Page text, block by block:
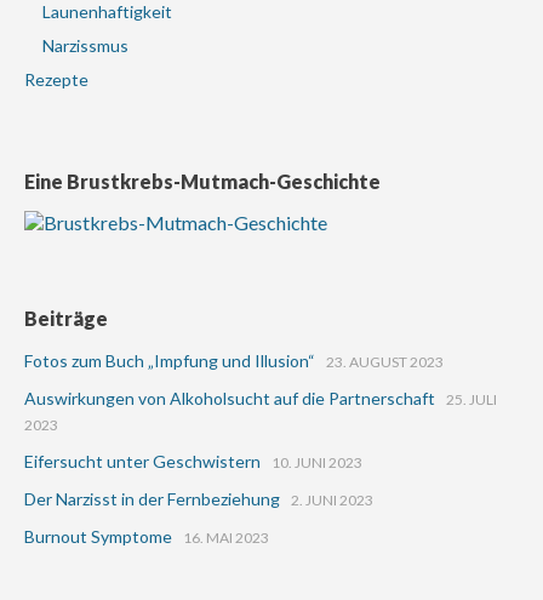
Launenhaftigkeit
Narzissmus
Rezepte
Eine Brustkrebs-Mutmach-Geschichte
Beiträge
Fotos zum Buch „Impfung und Illusion“ 23. AUGUST 2023
Auswirkungen von Alkoholsucht auf die Partnerschaft
25. JULI
2023
Eifersucht unter Geschwistern 10. JUNI 2023
Der Narzisst in der Fernbeziehung 2. JUNI 2023
Burnout Symptome 16. MAI 2023